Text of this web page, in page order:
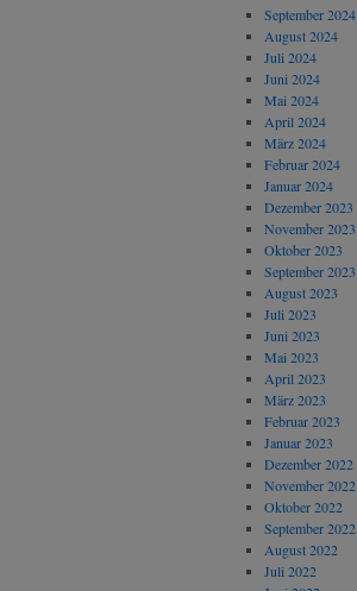
September 2024
August 2024
Juli 2024
Juni 2024
Mai 2024
April 2024
März 2024
Februar 2024
Januar 2024
Dezember 2023
November 2023
Oktober 2023
September 2023
August 2023
Juli 2023
Juni 2023
Mai 2023
April 2023
März 2023
Februar 2023
Januar 2023
Dezember 2022
November 2022
Oktober 2022
September 2022
August 2022
Juli 2022